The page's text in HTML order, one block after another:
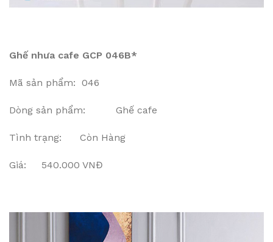
Ghế nhưa cafe GCP 046B*
Mã sản phẩm: 046
Dòng sản phẩm: Ghế cafe
Tình trạng: Còn Hàng
Giá: 540.000 VNĐ